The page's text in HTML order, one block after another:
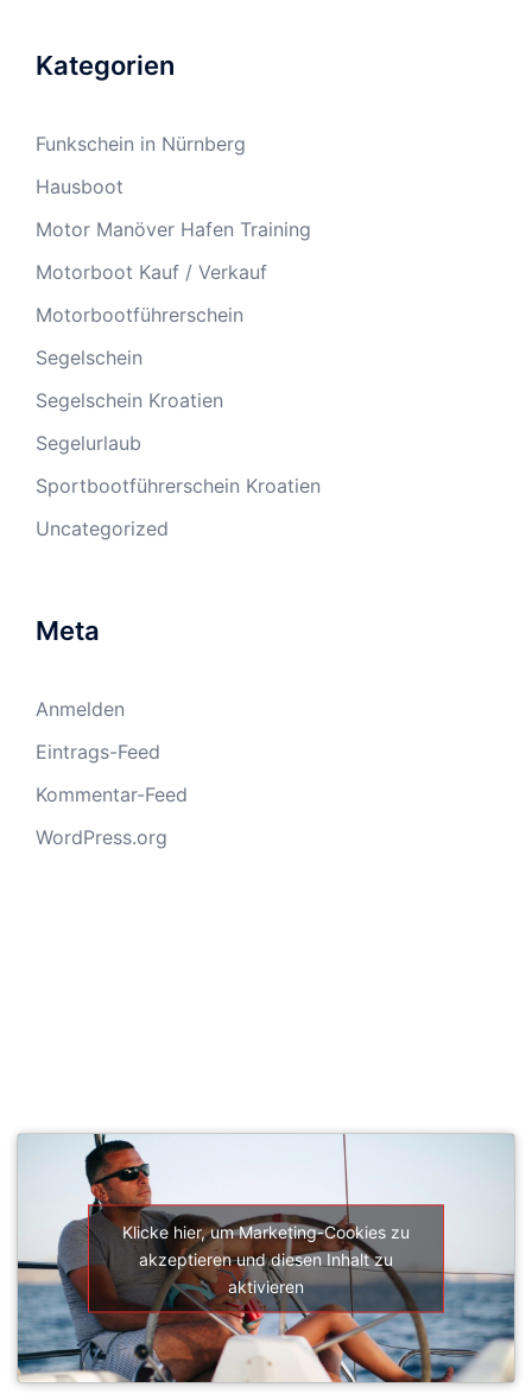
Kategorien
Funkschein in Nürnberg
Hausboot
Motor Manöver Hafen Training
Motorboot Kauf / Verkauf
Motorbootführerschein
Segelschein
Segelschein Kroatien
Segelurlaub
Sportbootführerschein Kroatien
Uncategorized
Meta
Anmelden
Eintrags-Feed
Kommentar-Feed
WordPress.org
Klicke hier, um Marketing-Cookies zu
akzeptieren und diesen Inhalt zu
aktivieren